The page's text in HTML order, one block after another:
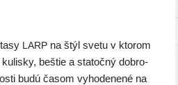
LARPna štýl sve­tu v kto­rom
beš­tie a sta­toč­ný dob­ro­
budú časom vyho­de­ne­né na